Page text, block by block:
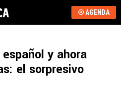
AGENDA
y ahora
el sorpresivo